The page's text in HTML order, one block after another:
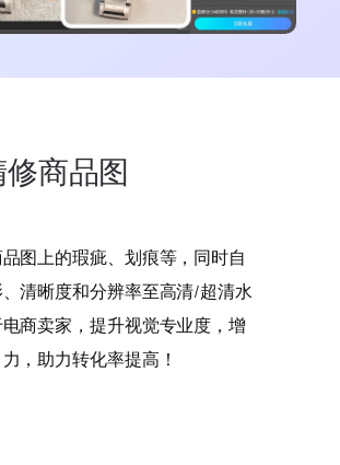
商品图
图上的瑕疵、划痕等，同时自
清晰度和分辨率至高清/超清水
商卖家，提升视觉专业度，增
，助力转化率提高！